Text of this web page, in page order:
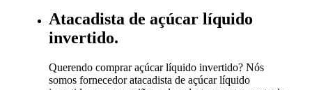
Atacadista de açúcar líquido
invertido.
Querendo comprar açúcar líquido invertido? Nós
somos fornecedor atacadista de açúcar líquido